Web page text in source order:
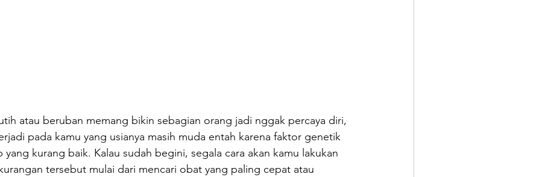
atau beruban memang bikin sebagian orang jadi nggak percaya diri,
pada kamu yang usianya masih muda entah karena faktor genetik
yang kurang baik. Kalau sudah begini, segala cara akan kamu lakukan
tersebut mulai dari mencari obat yang paling cepat atau